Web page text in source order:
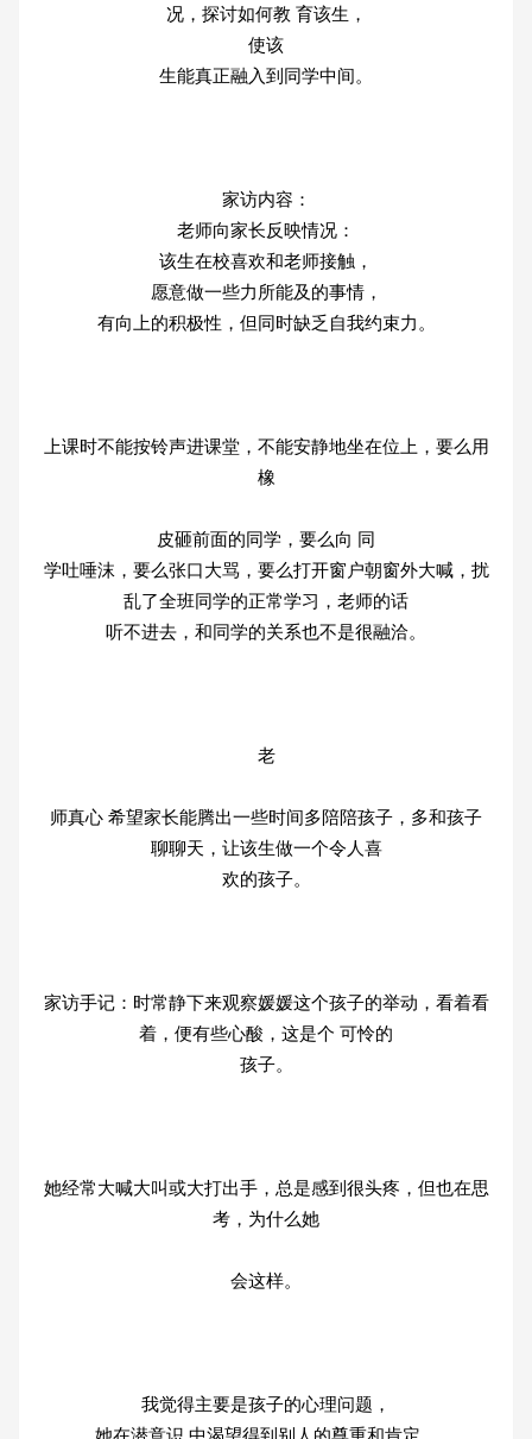
况，探讨如何教 育该生，
使该
生能真正融入到同学中间。
家访内容：
老师向家长反映情况：
该生在校喜欢和老师接触，
愿意做一些力所能及的事情，
有向上的积极性，但同时缺乏自我约束力。
上课时不能按铃声进课堂，不能安静地坐在位上，要么用
橡
皮砸前面的同学，要么向 同
学吐唾沫，要么张口大骂，要么打开窗户朝窗外大喊，扰
乱了全班同学的正常学习，老师的话
听不进去，和同学的关系也不是很融洽。
老
师真心 希望家长能腾出一些时间多陪陪孩子，多和孩子
聊聊天，让该生做一个令人喜
欢的孩子。
家访手记：时常静下来观察媛媛这个孩子的举动，看着看
着，便有些心酸，这是个 可怜的
孩子。
她经常大喊大叫或大打出手，总是感到很头疼，但也在思
考，为什么她
会这样。
我觉得主要是孩子的心理问题，
她在潜意识 中渴望得到别人的尊重和肯定，